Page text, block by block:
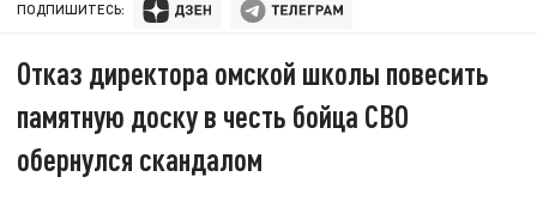
ПОДПИШИТЕСЬ:
Отказ директора омской школы повесить
памятную доску в честь бойца СВО
обернулся скандалом